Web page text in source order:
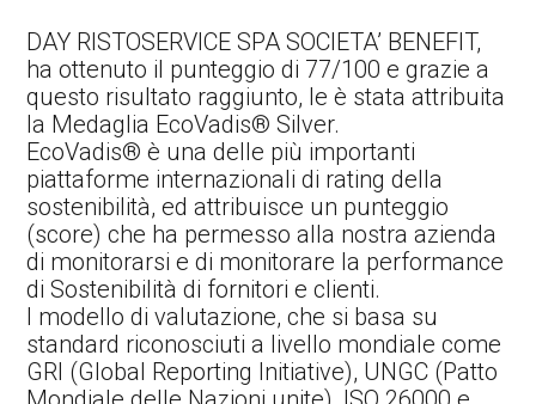
DAY RISTOSERVICE SPA SOCIETA’ BENEFIT,
ha ottenuto il punteggio di 77/100 e grazie a
questo risultato raggiunto, le è stata attribuita
la Medaglia EcoVadis® Silver.
EcoVadis® è una delle più importanti
piattaforme internazionali di rating della
sostenibilità, ed attribuisce un punteggio
(score) che ha permesso alla nostra azienda
di monitorarsi e di monitorare la performance
di Sostenibilità di fornitori e clienti.
l modello di valutazione, che si basa su
standard riconosciuti a livello mondiale come
GRI (Global Reporting Initiative), UNGC (Patto